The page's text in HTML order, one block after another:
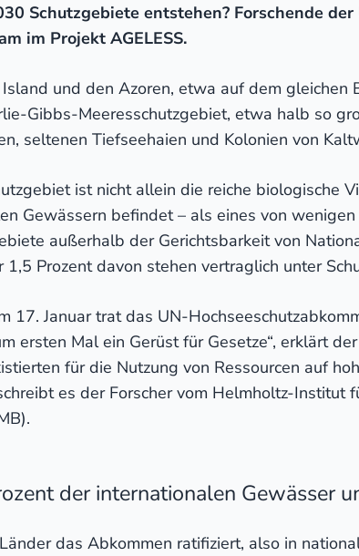
Schutzgebiete entstehen? Forschende
im Projekt AGELESS.
und den Azoren, etwa auf dem
Gibbs-Meeresschutzgebiet, etwa halb so
seltenen Tiefseehaien und Kolonien von
ist nicht allein die reiche biologische
Gewässern befindet – als eines von
außerhalb der Gerichtsbarkeit von
Prozent davon stehen vertraglich unter
17. Januar trat das UN-
ersten Mal ein Gerüst für Gesetze“, erklärt
für die Nutzung von Ressourcen auf
es der Forscher vom Helmholtz-Institut
der internationalen Gewässer
das Abkommen ratifiziert, also in